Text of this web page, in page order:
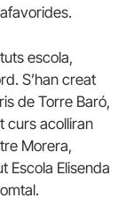
escola,
S’han creat
de Torre Baró,
curs acolliran
Morera,
Escola Elisenda